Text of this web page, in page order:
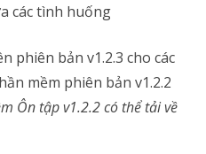
các tình huống
phiên bản v1.2.3 cho các
mềm phiên bản v1.2.2
Ôn tập v1.2.2 có thể tải về